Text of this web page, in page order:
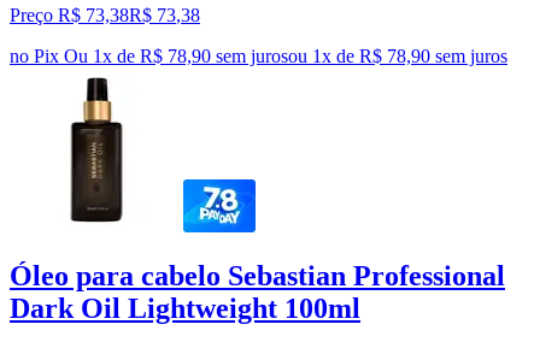
Preço R$ 73,38R$ 73,38
no Pix Ou 1x de R$ 78,90 sem jurosou 1x de R$ 78,90 sem juros
Óleo para cabelo Sebastian Professional
Dark Oil Lightweight 100ml